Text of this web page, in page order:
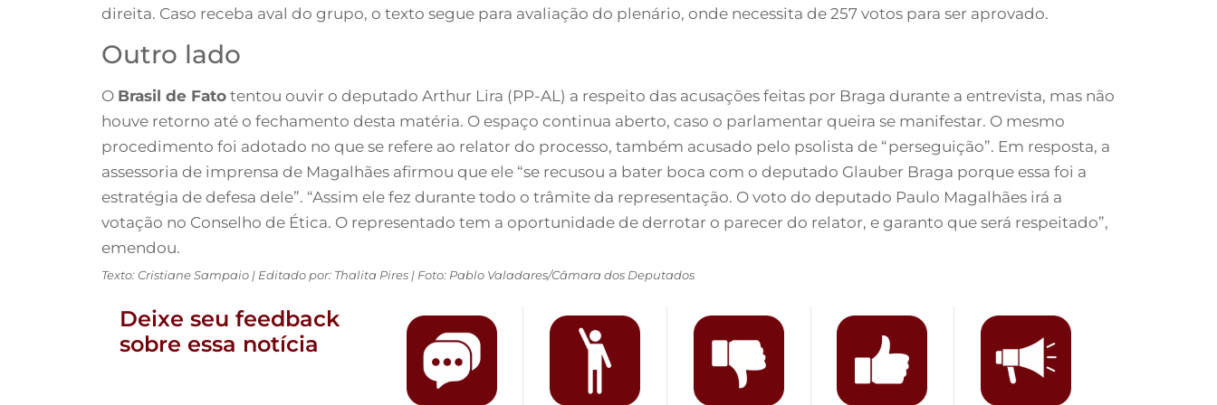
direita. Caso receba aval do grupo, o texto segue para avaliação do plenário, onde necessita de 257 votos para ser aprovado.
Outro lado
O Brasil de Fato tentou ouvir o deputado Arthur Lira (PP-AL) a respeito das acusações feitas por Braga durante a entrevista, mas não
houve retorno até o fechamento desta matéria. O espaço continua aberto, caso o parlamentar queira se manifestar. O mesmo
procedimento foi adotado no que se refere ao relator do processo, também acusado pelo psolista de “perseguição”. Em resposta, a
assessoria de imprensa de Magalhães afirmou que ele “se recusou a bater boca com o deputado Glauber Braga porque essa foi a
estratégia de defesa dele”. “Assim ele fez durante todo o trâmite da representação. O voto do deputado Paulo Magalhães irá a
votação no Conselho de Ética. O representado tem a oportunidade de derrotar o parecer do relator, e garanto que será respeitado”,
emendou.
Texto: Cristiane Sampaio | Editado por: Thalita Pires | Foto: Pablo Valadares/Câmara dos Deputados
Deixe seu feedback
sobre essa notícia